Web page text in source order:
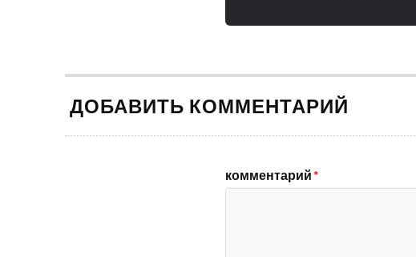
ДОБАВИТЬ КОММЕНТАРИЙ
комментарий*